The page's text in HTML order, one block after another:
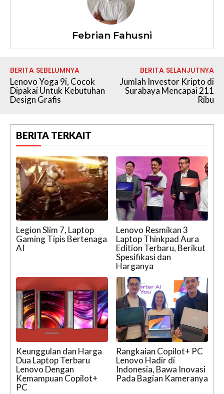
Febrian Fahusni
BERITA SEBELUMNYA
Lenovo Yoga 9i, Cocok
Dipakai Untuk Kebutuhan
Design Grafis
BERITA SELANJUTNYA
Jumlah Investor Kripto di
Surabaya Mencapai 211
Ribu
BERITA TERKAIT
Legion Slim 7, Laptop
Gaming Tipis Bertenaga
AI
Lenovo Resmikan 3
Laptop Thinkpad Aura
Edition Terbaru, Berikut
Spesifikasi dan
Harganya
Keunggulan dan Harga
Dua Laptop Terbaru
Lenovo Dengan
Kemampuan Copilot+
PC
Rangkaian Copilot+ PC
Lenovo Hadir di
Indonesia, Bawa Inovasi
Pada Bagian Kameranya